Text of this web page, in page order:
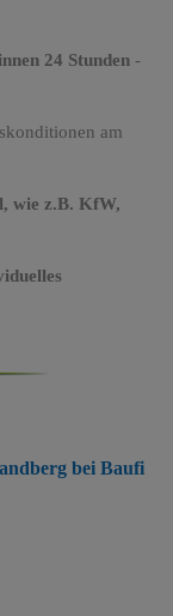
24 Stunden-
am
wie z.B. KfW,
bei Baufi